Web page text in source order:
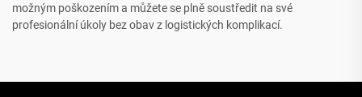
možným poškozením a můžete se plně soustředit na své
profesionální úkoly bez obav z logistických komplikací.